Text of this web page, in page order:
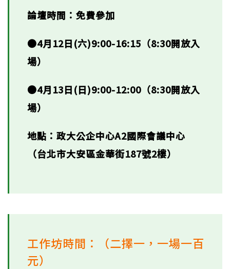
論壇時間：免費參加
●4月12日(六)9:00-16:15（8:30開放入
場）
●4月13日(日)9:00-12:00（8:30開放入
場）
地點：政大公企中心A2國際會議中心
（台北市大安區金華街187號2樓）
工作坊時間：（二擇一，一場一百
元）